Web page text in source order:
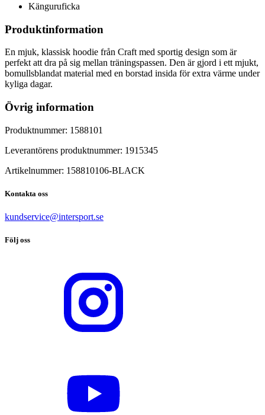
Känguruficka
Produktinformation
En mjuk, klassisk hoodie från Craft med sportig design som är
perfekt att dra på sig mellan träningspassen. Den är gjord i ett mjukt,
bomullsblandat material med en borstad insida för extra värme under
kyliga dagar.
Övrig information
Produktnummer: 1588101
Leverantörens produktnummer: 1915345
Artikelnummer: 158810106-BLACK
Kontakta oss
kundservice@intersport.se
Följ oss